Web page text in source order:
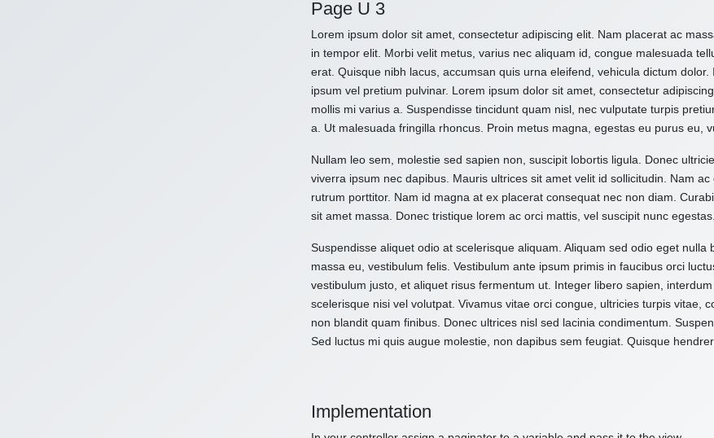
Page U 3
Lorem ipsum dolor sit amet, consectetur adipiscing elit. Nam placerat ac
in tempor elit. Morbi velit metus, varius nec aliquam id, congue malesuada
erat. Quisque nibh lacus, accumsan quis urna eleifend, vehicula dictum
ipsum vel pretium pulvinar. Lorem ipsum dolor sit amet, consectetur
mollis mi varius a. Suspendisse tincidunt quam nisl, nec vulputate turpis
a. Ut malesuada fringilla rhoncus. Proin metus magna, egestas eu purus eu,
Nullam leo sem, molestie sed sapien non, suscipit lobortis ligula. Donec
viverra ipsum nec dapibus. Mauris ultrices sit amet velit id sollicitudin. Nam
rutrum porttitor. Nam id magna at ex placerat consequat nec non diam.
sit amet massa. Donec tristique lorem ac orci mattis, vel suscipit nunc egestas.
Suspendisse aliquet odio at scelerisque aliquam. Aliquam sed odio eget
massa eu, vestibulum felis. Vestibulum ante ipsum primis in faucibus orci
vestibulum justo, et aliquet risus fermentum ut. Integer libero sapien,
scelerisque nisi vel volutpat. Vivamus vitae orci congue, ultricies turpis vitae,
non blandit quam finibus. Donec ultrices nisl sed lacinia condimentum.
Sed luctus mi quis augue molestie, non dapibus sem feugiat. Quisque
Implementation